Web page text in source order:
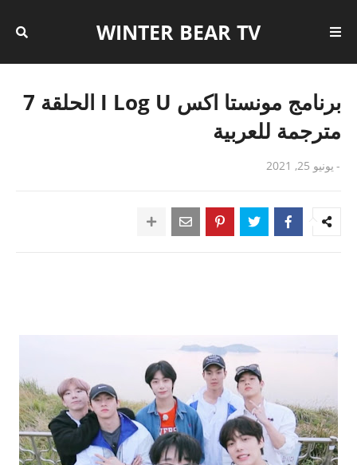
WINTER BEAR TV
برنامج مونستا اكس I Log U الحلقة 7
مترجمة للعربية
- يونيو 25, 2021